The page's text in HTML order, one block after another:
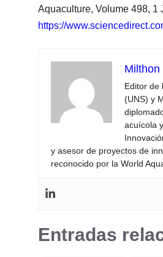
Aquaculture, Volume 498, 1
https://
Milthon
Editor de
(UNS) y
acuícola
y asesor de proyectos de
reconocido por la World
Entradas